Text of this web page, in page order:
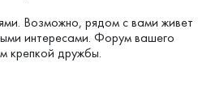
Возможно, рядом с вами живет
интересами. Форум вашего
крепкой дружбы.